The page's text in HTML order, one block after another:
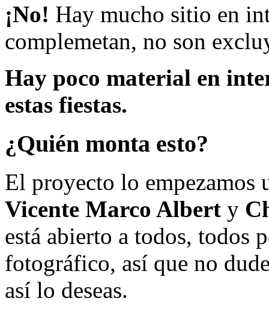
¡No! Hay mucho sitio en
complemetan, no son
Hay poco material en
estas fiestas.
¿Quién monta esto?
El proyecto lo empezamos
Vicente Marco Albert y
está abierto a todos, todos
fotográfico, así que no
así lo deseas.